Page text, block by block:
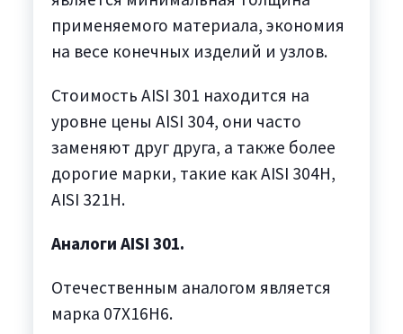
применяемого материала, экономия
на весе конечных изделий и узлов.
Стоимость AISI 301 находится на
уровне цены AISI 304, они часто
заменяют друг друга, а также более
дорогие марки, такие как AISI 304H,
AISI 321H.
Аналоги AISI 301.
Отечественным аналогом является
марка 07Х16Н6.